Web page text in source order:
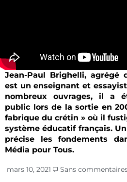
Jean-Paul Brighelli, agrégé
est un enseignant et
nombreux ouvrages, il a
public lors de la sortie en
fabrique du crétin » où il
système éducatif français.
précise les fondements
Média pour Tous.
mars 10, 2021 Sans